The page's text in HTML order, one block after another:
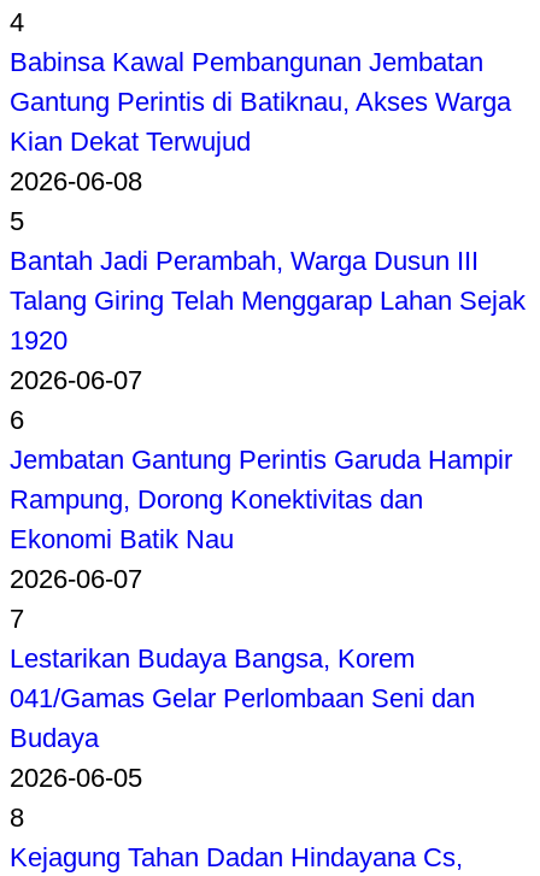
4
Babinsa Kawal Pembangunan Jembatan
Gantung Perintis di Batiknau, Akses Warga
Kian Dekat Terwujud
2026-06-08
5
Bantah Jadi Perambah, Warga Dusun III
Talang Giring Telah Menggarap Lahan Sejak
1920
2026-06-07
6
Jembatan Gantung Perintis Garuda Hampir
Rampung, Dorong Konektivitas dan
Ekonomi Batik Nau
2026-06-07
7
Lestarikan Budaya Bangsa, Korem
041/Gamas Gelar Perlombaan Seni dan
Budaya
2026-06-05
8
Kejagung Tahan Dadan Hindayana Cs,